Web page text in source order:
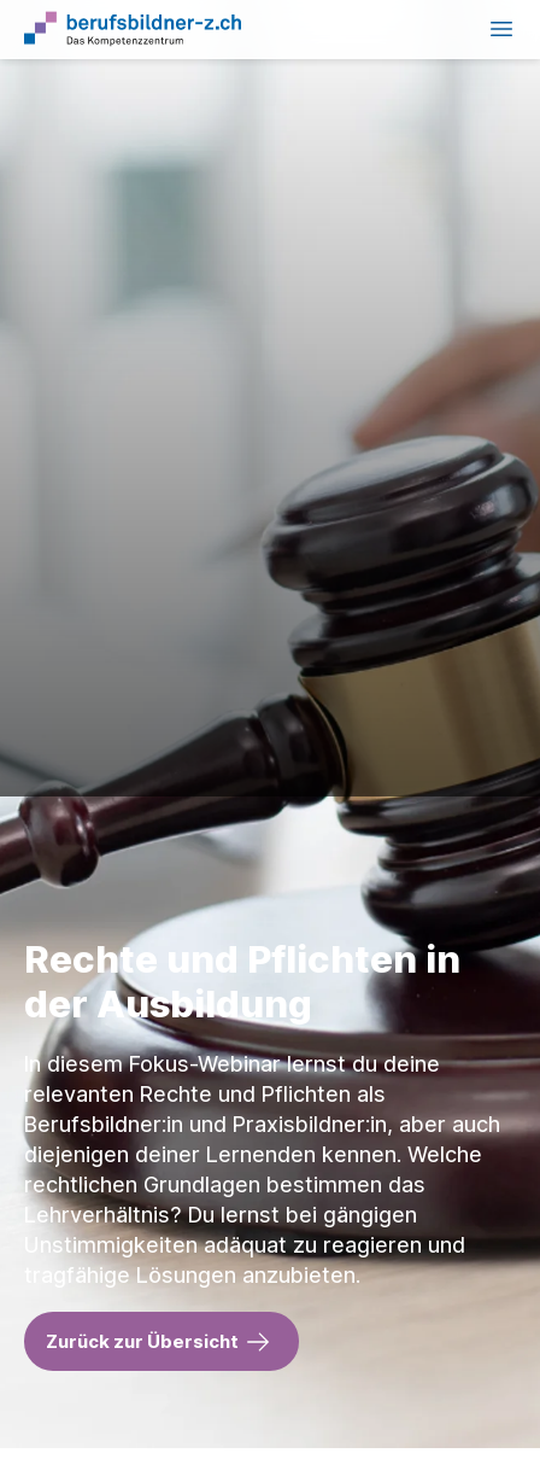
Rechte und Pflichten in
der Ausbildung
In diesem Fokus-Webinar lernst du deine
relevanten Rechte und Pflichten als
Berufsbildner:in und Praxisbildner:in, aber auch
diejenigen deiner Lernenden kennen. Welche
rechtlichen Grundlagen bestimmen das
Lehrverhältnis? Du lernst bei gängigen
Unstimmigkeiten adäquat zu reagieren und
tragfähige Lösungen anzubieten.
Zurück zur Übersicht